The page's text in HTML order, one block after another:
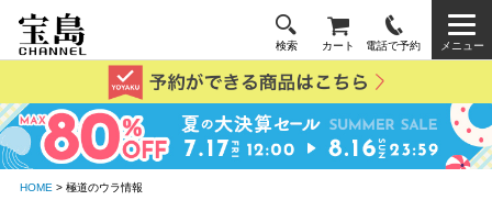
検索 カート 電話で予約 メニュー
HOME > 極道のウラ情報